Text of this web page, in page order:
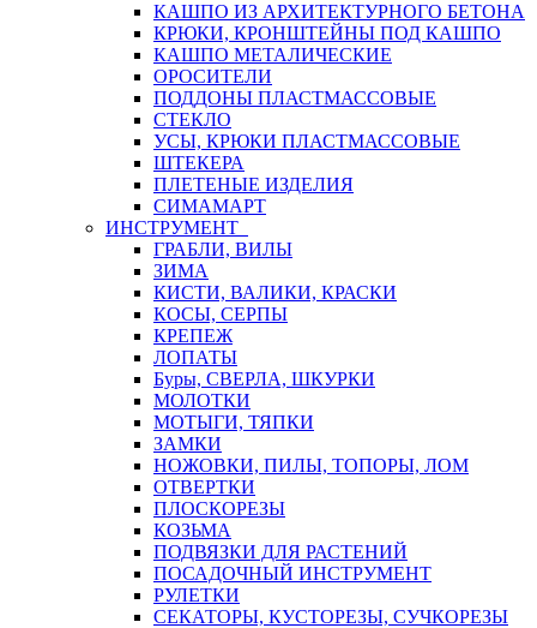
КАШПО ИЗ АРХИТЕКТУРНОГО БЕТОНА
КРЮКИ, КРОНШТЕЙНЫ ПОД КАШПО
КАШПО МЕТАЛИЧЕСКИЕ
ОРОСИТЕЛИ
ПОДДОНЫ ПЛАСТМАССОВЫЕ
СТЕКЛО
УСЫ, КРЮКИ ПЛАСТМАССОВЫЕ
ШТЕКЕРА
ПЛЕТЕНЫЕ ИЗДЕЛИЯ
СИМАМАРТ
ИНСТРУМЕНТ
ГРАБЛИ, ВИЛЫ
ЗИМА
КИСТИ, ВАЛИКИ, КРАСКИ
КОСЫ, СЕРПЫ
КРЕПЕЖ
ЛОПАТЫ
Буры, СВЕРЛА, ШКУРКИ
МОЛОТКИ
МОТЫГИ, ТЯПКИ
ЗАМКИ
НОЖОВКИ, ПИЛЫ, ТОПОРЫ, ЛОМ
ОТВЕРТКИ
ПЛОСКОРЕЗЫ
КОЗЬМА
ПОДВЯЗКИ ДЛЯ РАСТЕНИЙ
ПОСАДОЧНЫЙ ИНСТРУМЕНТ
РУЛЕТКИ
СЕКАТОРЫ, КУСТОРЕЗЫ, СУЧКОРЕЗЫ